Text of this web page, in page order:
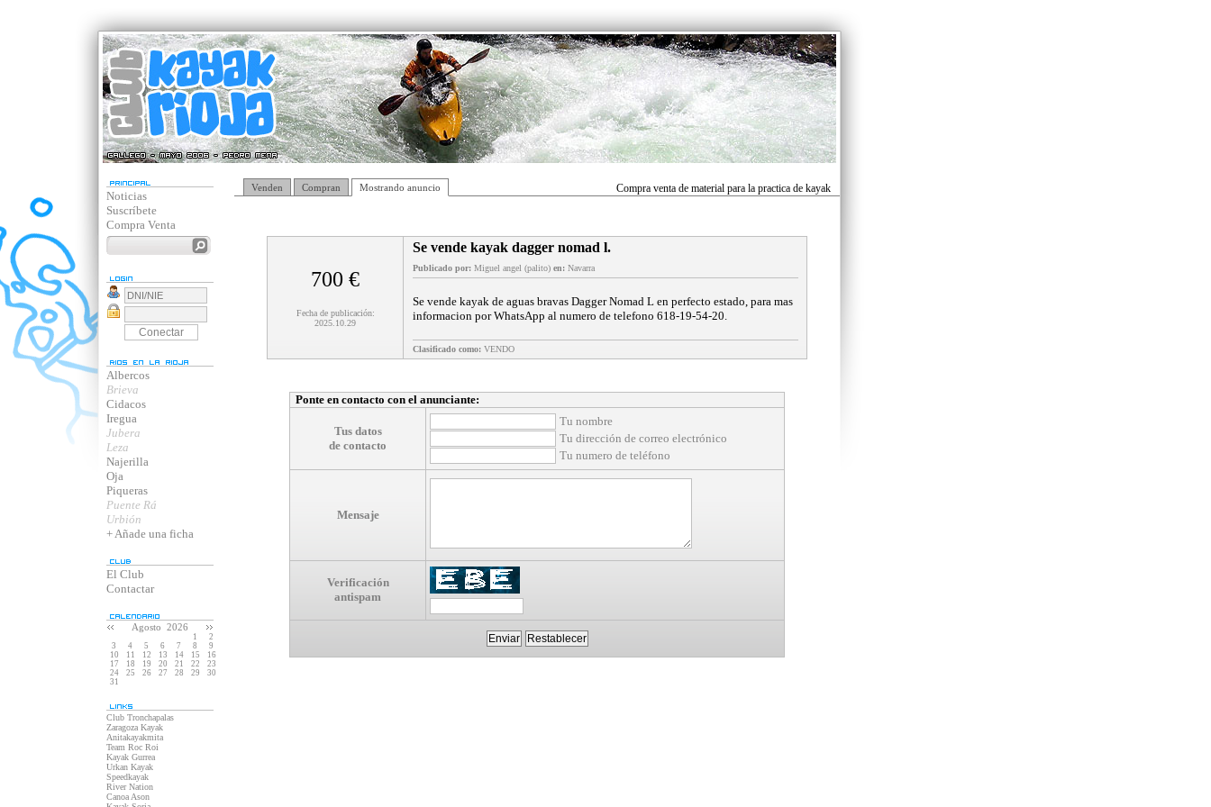
Noticias
Suscríbete
Compra Venta
Albercos
Brieva
Cidacos
Iregua
Jubera
Leza
Najerilla
Oja
Piqueras
Puente Rá
Urbión
+ Añade una ficha
El Club
Contactar
Agosto 2026
1
2
3
4 5 6 7 8
9
10
11 12 13 14 15
16
17
18 19 20 21 22
23
24
25 26 27 28 29
30
31
Club Tronchapalas
Zaragoza Kayak
Anitakayakmita
Team Roc Roi
Kayak Gurrea
Urkan Kayak
Speedkayak
River Nation
Canoa Ason
Compra venta de material para la practica de kayak
Venden Compran Mostrando anuncio
700 €
Fecha de publicación:
2025.10.29
Se vende kayak dagger nomad l.
Publicado por:Miguel angel (palito) en:Navarra
Se vende kayak de aguas bravas Dagger Nomad L en perfecto estado, para mas
informacion por WhatsApp al numero de telefono 618-19-54-20.
Clasificado como:VENDO
Ponte en contacto con el anunciante:
Tus datos
de contacto
Tu nombre
Tu dirección de correo electrónico
Tu numero de teléfono
Mensaje
Verificación
antispam